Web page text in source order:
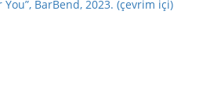
BarBend, 2023. (çevrim içi)